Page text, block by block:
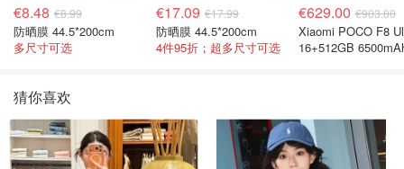
€8.48 €8.99
防晒膜 44.5*200cm
多尺寸可选
€17.09 €17.99
防晒膜 44.5*200cm
4件95折；超多尺寸可选
€629.00 €903.00
Xiaomi POCO F8
16+512GB
猜你喜欢